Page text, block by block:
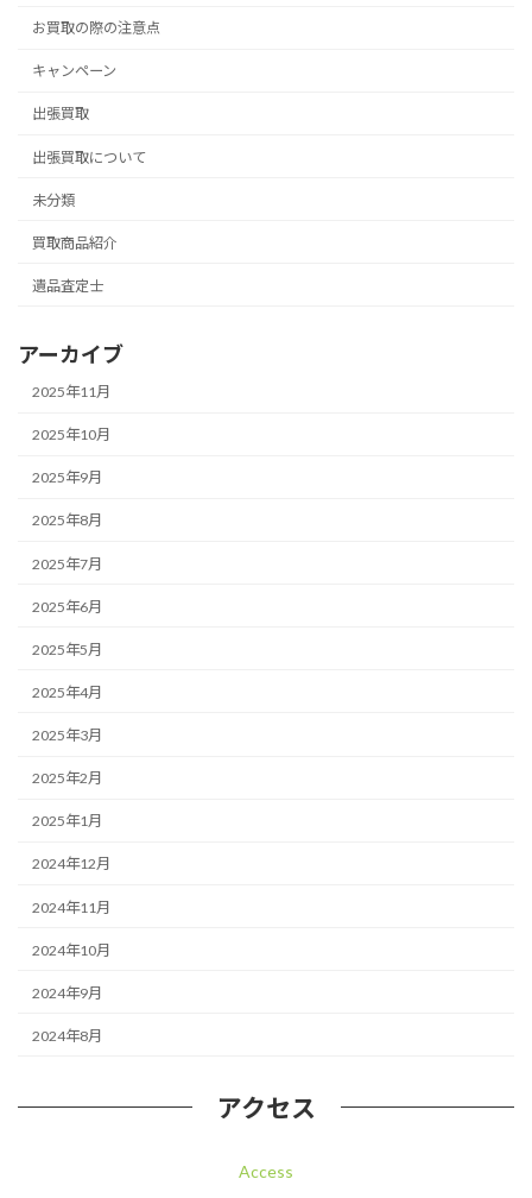
お買取の際の注意点
キャンペーン
出張買取
出張買取について
未分類
買取商品紹介
遺品査定士
アーカイブ
2025年11月
2025年10月
2025年9月
2025年8月
2025年7月
2025年6月
2025年5月
2025年4月
2025年3月
2025年2月
2025年1月
2024年12月
2024年11月
2024年10月
2024年9月
2024年8月
アクセス
Access